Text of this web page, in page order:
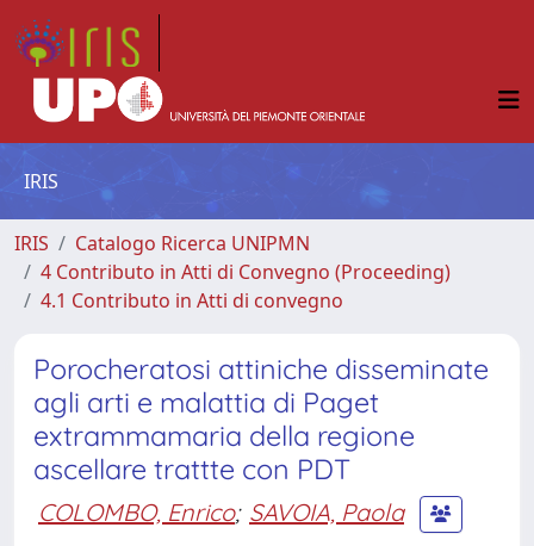
IRIS
IRIS
Catalogo Ricerca UNIPMN
4 Contributo in Atti di Convegno (Proceeding)
4.1 Contributo in Atti di convegno
Porocheratosi attiniche disseminate
agli arti e malattia di Paget
extrammamaria della regione
ascellare trattte con PDT
COLOMBO, Enrico; SAVOIA, Paola